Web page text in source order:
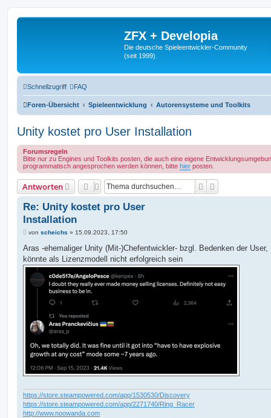
ZFX + Developia
Die deutsche Spieleentwickler-Community
(seit 1999).
Schnellzugriff FAQ
Foren-Übersicht Spieleentwicklung Autorensysteme und Toolkits
Unity kostet pro User Installation
Forumsregeln
Bitte nur zu Engines und Toolkits posten, die auch eine eigene
programmatisch angesprochen werden können, bitte hier posten.
Antworten Suche
Re: Unity kostet pro User
Installation
B
i
r
a
von scheichs » 15.09.2023, 17:50
Aras -ehemaliger Unity (Mit-)Chefentwickler- bzgl. Bedenken der User,
könnte als Lizenzmodell nicht erfolgreich sein
https://store.steampowered.com/app/1530530/Discovery
https://store.steampowered.com/app/2271740/Ring_Racer
http://www.noowanda.com